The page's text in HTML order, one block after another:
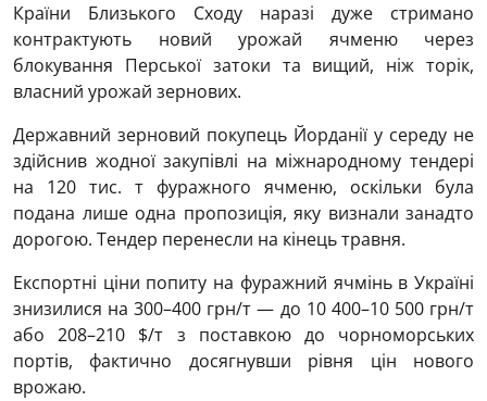
Країни Близького Сходу наразі дуже стримано
контрактують новий урожай ячменю через
блокування Перської затоки та вищий, ніж торік,
власний урожай зернових.
Державний зерновий покупець Йорданії у середу не
здійснив жодної закупівлі на міжнародному тендері
на 120 тис. т фуражного ячменю, оскільки була
подана лише одна пропозиція, яку визнали занадто
дорогою. Тендер перенесли на кінець травня.
Експортні ціни попиту на фуражний ячмінь в Україні
знизилися на 300–400 грн/т — до 10 400–10 500грн/т
або 208–210 $/т з поставкою до чорноморських
портів, фактично досягнувши рівня цін нового
врожаю.